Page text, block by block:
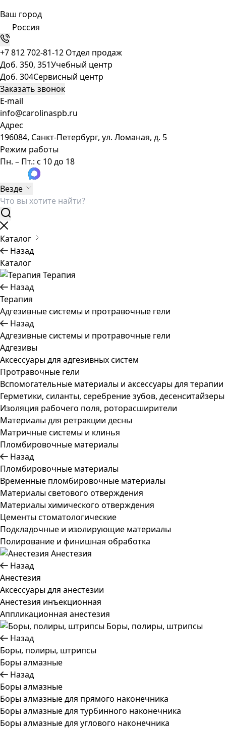
Ваш город
Россия
+7 812 702-81-12 Отдел продаж
Доб. 350, 351Учебный центр
Доб. 304Сервисный центр
Заказать звонок
E-mail
info@carolinaspb.ru
Адрес
196084, Санкт-Петербург, ул. Ломаная, д. 5
Режим работы
Пн. – Пт.: с 10 до 18
Везде
Каталог
Назад
Каталог
Терапия
Назад
Терапия
Адгезивные системы и протравочные гели
Назад
Адгезивные системы и протравочные гели
Адгезивы
Аксессуары для адгезивных систем
Протравочные гели
Вспомогательные материалы и аксессуары для терапии
Герметики, силанты, серебрение зубов, десенситайзеры
Изоляция рабочего поля, роторасширители
Материалы для ретракции десны
Матричные системы и клинья
Пломбировочные материалы
Назад
Пломбировочные материалы
Временные пломбировочные материалы
Материалы светового отверждения
Материалы химического отверждения
Цементы стоматологические
Подкладочные и изолирующие материалы
Полирование и финишная обработка
Анестезия
Назад
Анестезия
Аксессуары для анестезии
Анестезия инъекционная
Аппликационная анестезия
Боры, полиры, штрипсы
Назад
Боры, полиры, штрипсы
Боры алмазные
Назад
Боры алмазные
Боры алмазные для прямого наконечника
Боры алмазные для турбинного наконечника
Боры алмазные для углового наконечника